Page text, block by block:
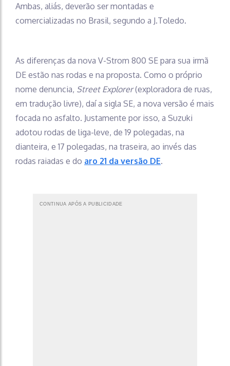
Ambas, aliás, deverão ser montadas e
comercializadas no Brasil, segundo a J.Toledo.
As diferenças da nova V-Strom 800 SE para sua irmã
DE estão nas rodas e na proposta. Como o próprio
nome denuncia, Street Explorer(exploradora de ruas,
em tradução livre), daí a sigla SE, a nova versão é mais
focada no asfalto. Justamente por isso, a Suzuki
adotou rodas de liga-leve, de 19 polegadas, na
dianteira, e 17 polegadas, na traseira, ao invés das
rodas raiadas e do aro 21 da versão DE.
CONTINUA APÓS A PUBLICIDADE